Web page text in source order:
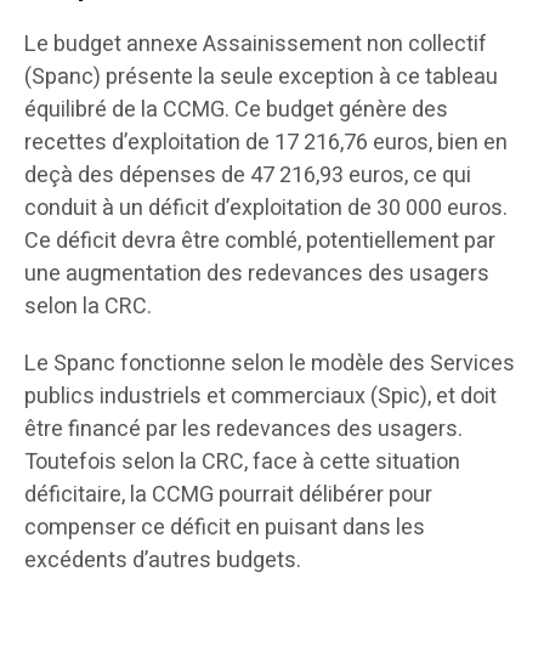
Le budget annexe Assainissement non collectif
(Spanc) présente la seule exception à ce tableau
équilibré de la CCMG. Ce budget génère des
recettes d’exploitation de 17 216,76 euros, bien en
deçà des dépenses de 47 216,93 euros, ce qui
conduit à un déficit d’exploitation de 30 000 euros.
Ce déficit devra être comblé, potentiellement par
une augmentation des redevances des usagers
selon la CRC.
Le Spanc fonctionne selon le modèle des Services
publics industriels et commerciaux (Spic), et doit
être financé par les redevances des usagers.
Toutefois selon la CRC, face à cette situation
déficitaire, la CCMG pourrait délibérer pour
compenser ce déficit en puisant dans les
excédents d’autres budgets.